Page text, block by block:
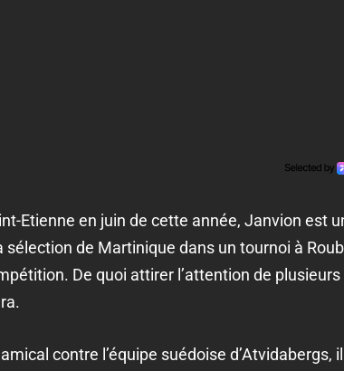
Etienne en juin de cette année, Janvion est
sélection de Martinique dans un tournoi à
De quoi attirer l’attention de
contre l’équipe suédoise